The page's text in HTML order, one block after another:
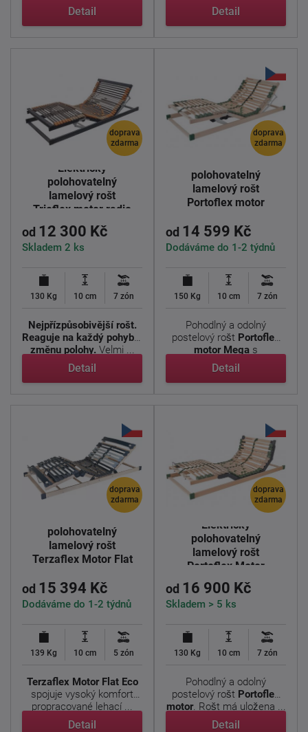
Detail Detail
doprava
zdarma
Elektricky
polohovatelný
lamelový rošt
Trioflex motor radio
od 12 300 Kč
Skladem 2 ks
130 Kg 10 cm 7 zón
Nejpřízpůsobivější rošt.
Reaguje na každý pohyb a
změnu polohy. Velmi ...
Detail
doprava
zdarma
polohovatelný
lamelový rošt
Portoflex motor
od 14 599 Kč
Dodáváme do 1-2 týdnů
150 Kg 10 cm 7 zón
Pohodlný a odolný
postelový rošt Portoflex
motor Mega s
nadstandardní ...
Detail
doprava
zdarma
polohovatelný
lamelový rošt
Terzaflex Motor Flat
od 15 394 Kč
Dodáváme do 1-2 týdnů
139 Kg 10 cm 5 zón
Terzaflex Motor Flat Eco
spojuje vysoký komfort
propracované lehací ...
Detail
doprava
zdarma
Elektricky
polohovatelný
lamelový rošt
Portoflex Motor
od 16 900 Kč
Skladem > 5 ks
130 Kg 10 cm 7 zón
Pohodlný a odolný
postelový rošt Portoflex
motor. Rošt má uložena ...
Detail